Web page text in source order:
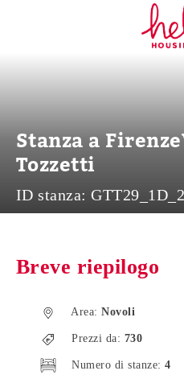
Accedi
Stanza a
Tozzetti
ID stanza:GTT29_1D_2
Breve riepilogo
Area: Novoli
Prezzi da: 730
Numero di stanze: 4